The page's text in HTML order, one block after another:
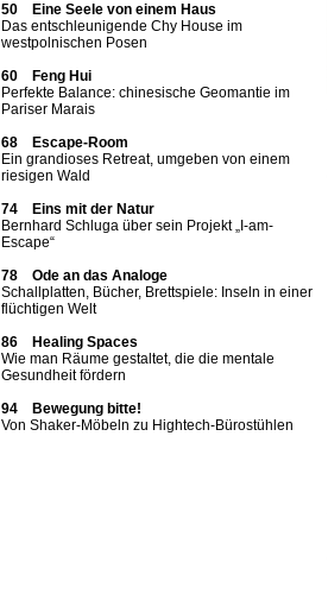
50 Eine Seele von einem Haus
Das entschleunigende Chy House im
westpolnischen Posen
60 Feng Hui
Perfekte Balance: chinesische Geomantie im
Pariser Marais
68 Escape-Room
Ein grandioses Retreat, umgeben von einem
riesigen Wald
74 Eins mit der Natur
Bernhard Schluga über sein Projekt „I-am-
Escape“
78 Ode an das Analoge
Schallplatten, Bücher, Brettspiele: Inseln in einer
flüchtigen Welt
86 Healing Spaces
Wie man Räume gestaltet, die die mentale
Gesundheit fördern
94 Bewegung bitte!
Von Shaker-Möbeln zu Hightech-Bürostühlen